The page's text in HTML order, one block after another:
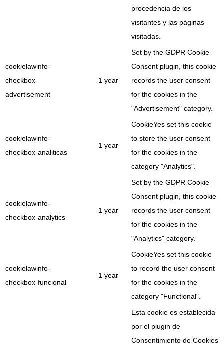
procedencia de los
visitantes y las páginas
visitadas.
cookielawinfo-
checkbox-
advertisement
1 year
Set by the GDPR Cookie
Consent plugin, this cookie
records the user consent
for the cookies in the
"Advertisement" category.
cookielawinfo-
checkbox-analiticas
1 year
CookieYes set this cookie
to store the user consent
for the cookies in the
category "Analytics".
cookielawinfo-
checkbox-analytics
1 year
Set by the GDPR Cookie
Consent plugin, this cookie
records the user consent
for the cookies in the
"Analytics" category.
cookielawinfo-
checkbox-funcional
1 year
CookieYes set this cookie
to record the user consent
for the cookies in the
category "Functional".
Esta cookie es establecida
por el plugin de
Consentimiento de Cookies